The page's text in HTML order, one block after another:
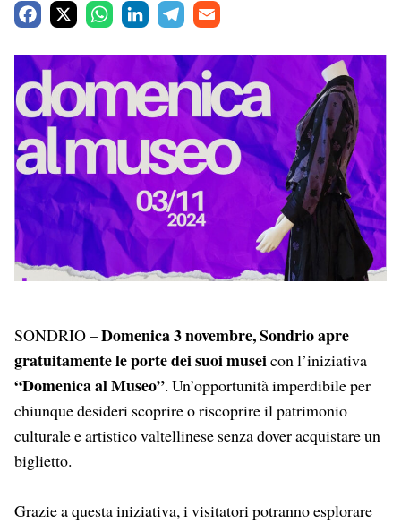
c
e
b
o
o
k
t
s
A
p
p
k
e
d
I
n
l
e
g
r
a
m
i
l
SONDRIO –Domenica 3 novembre, Sondrio apre
gratuitamente le porte dei suoi museicon l’iniziativa
“Domenica al Museo”. Un’opportunità imperdibile per
chiunque desideri scoprire o riscoprire il patrimonio
culturale e artistico valtellinese senza dover acquistare un
biglietto.
Grazie a questa iniziativa, i visitatori potranno esplorare